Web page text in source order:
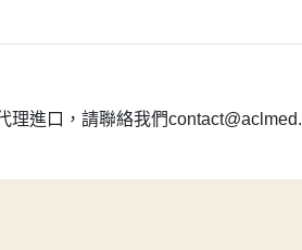
理進口，請聯絡我們